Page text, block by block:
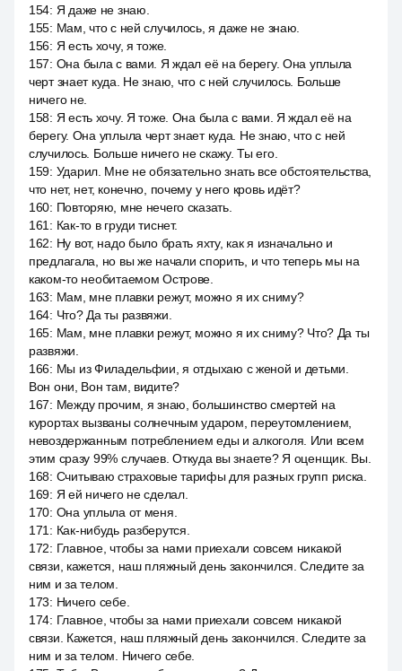
154: Я даже не знаю.
155: Мам, что с ней случилось, я даже не знаю.
156: Я есть хочу, я тоже.
157: Она была с вами. Я ждал её на берегу. Она уплыла
черт знает куда. Не знаю, что с ней случилось. Больше
ничего не.
158: Я есть хочу. Я тоже. Она была с вами. Я ждал её на
берегу. Она уплыла черт знает куда. Не знаю, что с ней
случилось. Больше ничего не скажу. Ты его.
159: Ударил. Мне не обязательно знать все обстоятельства,
что нет, нет, конечно, почему у него кровь идёт?
160: Повторяю, мне нечего сказать.
161 : Как-то в груди тиснет.
162: Ну вот, надо было брать яхту, как я изначально и
предлагала, но вы же начали спорить, и что теперь мы на
каком-то необитаемом Острове.
163: Мам, мне плавки режут, можно я их сниму?
164: Что? Да ты развяжи.
165: Мам, мне плавки режут, можно я их сниму? Что? Да ты
развяжи.
166: Мы из Филадельфии, я отдыхаю с женой и детьми.
Вон они, Вон там, видите?
167: Между прочим, я знаю, большинство смертей на
курортах вызваны солнечным ударом, переутомлением,
невоздержанным потреблением еды и алкоголя. Или всем
этим сразу 99% случаев. Откуда вы знаете? Я оценщик. Вы.
168: Считываю страховые тарифы для разных групп риска.
169: Я ей ничего не сделал.
170: Она уплыла от меня.
171 : Как-нибудь разберутся.
172: Главное, чтобы за нами приехали совсем никакой
связи, кажется, наш пляжный день закончился. Следите за
ним и за телом.
173: Ничего себе.
174: Главное, чтобы за нами приехали совсем никакой
связи. Кажется, наш пляжный день закончился. Следите за
ним и за телом. Ничего себе.